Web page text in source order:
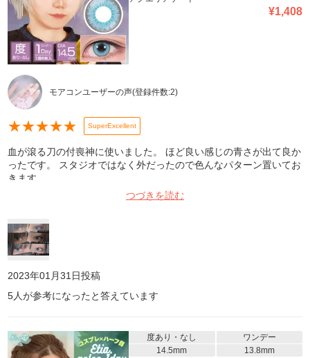
¥1,408
モアコンユーザーの声(登録件数:2)
★★★★★ SuperExcellent
血が滾る刀の付喪神に使いました。 ほど良い感じの青さが出て良か
ったです。 スタジオではなく外だったので色んなパターン置いてお
きます。
つづきを読む
2023年01月31日投稿
5人が参考になったと答えています
度あり・なし
ワンデー
14.5mm
13.8mm